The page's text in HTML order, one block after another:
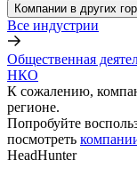
Компании в других
Все индустрии
Общественная
НКО
К сожалению,
регионе.
Попробуйте
посмотреть
HeadHunter